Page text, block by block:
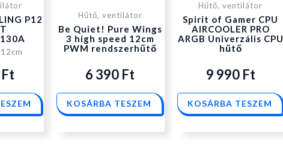
P12
Ft
Hűtő, ventilátor
Be Quiet! Pure Wings
3 high speed 12cm
PWM rendszerhűtő
6 390 Ft
KOSÁRBA TESZEM
Hűtő, ventilátor
Spirit of Gamer CPU
AIRCOOLER PRO
ARGB Univerzális CPU
hűtő
9 990 Ft
KOSÁRBA TESZEM